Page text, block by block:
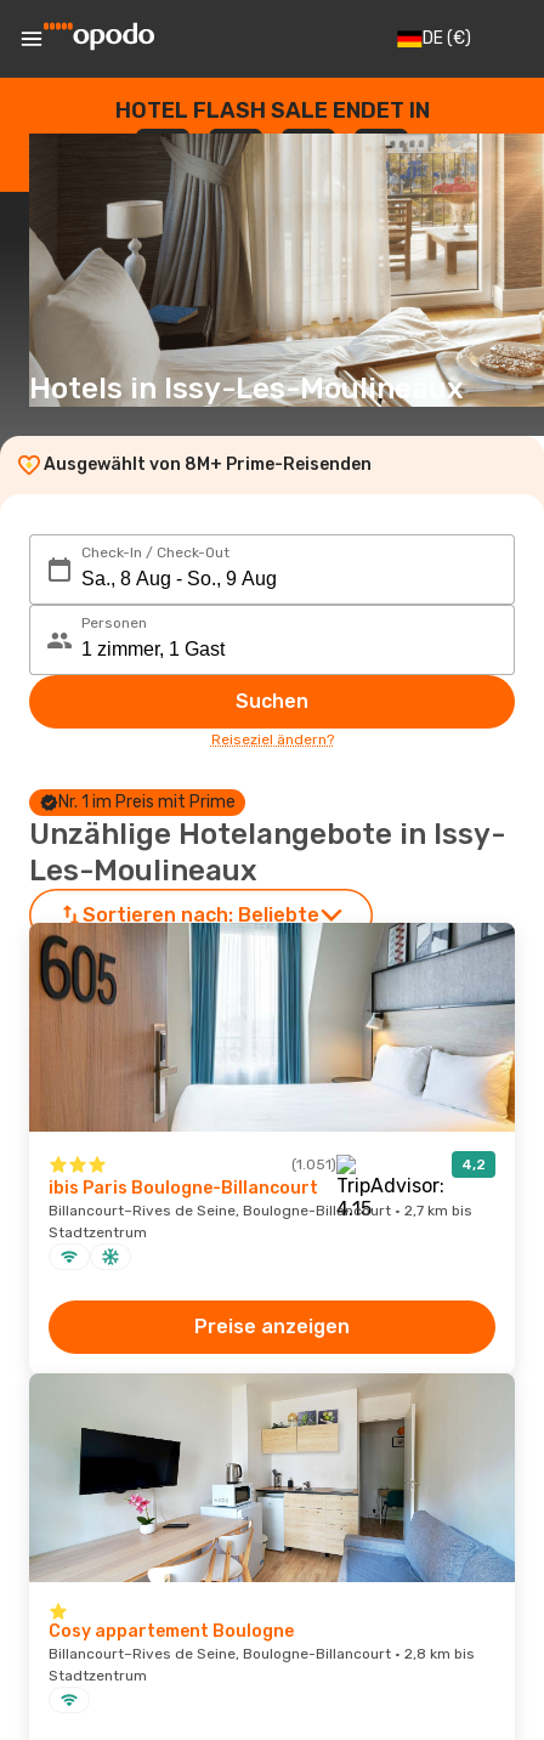
DE(€)
HOTEL FLASH SALE ENDET IN
--
TAGE
: --
STUNDEN
: --
SEKUNDEN
Hotels in Issy-Les-Moulineaux
Ausgewählt von 8M+ Prime-Reisenden
Check-In / Check-Out
Personen
Suchen
Reiseziel ändern?
Nr. 1 im Preis mit Prime
Unzählige Hotelangebote in Issy-
Les-Moulineaux
Sortieren nach: Beliebte
(1.051) 4,2
ibis Paris Boulogne-Billancourt
Billancourt–Rives de Seine, Boulogne-Billancourt · 2,7 km bis
Stadtzentrum
Preise anzeigen
Cosy appartement Boulogne
Billancourt–Rives de Seine, Boulogne-Billancourt · 2,8 km bis
Stadtzentrum